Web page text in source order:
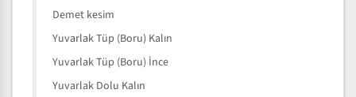
Demet kesim
Yuvarlak Tüp (Boru) Kalın
Yuvarlak Tüp (Boru) İnce
Yuvarlak Dolu Kalın